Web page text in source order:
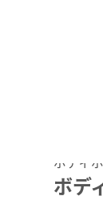
ボディ
ボデ